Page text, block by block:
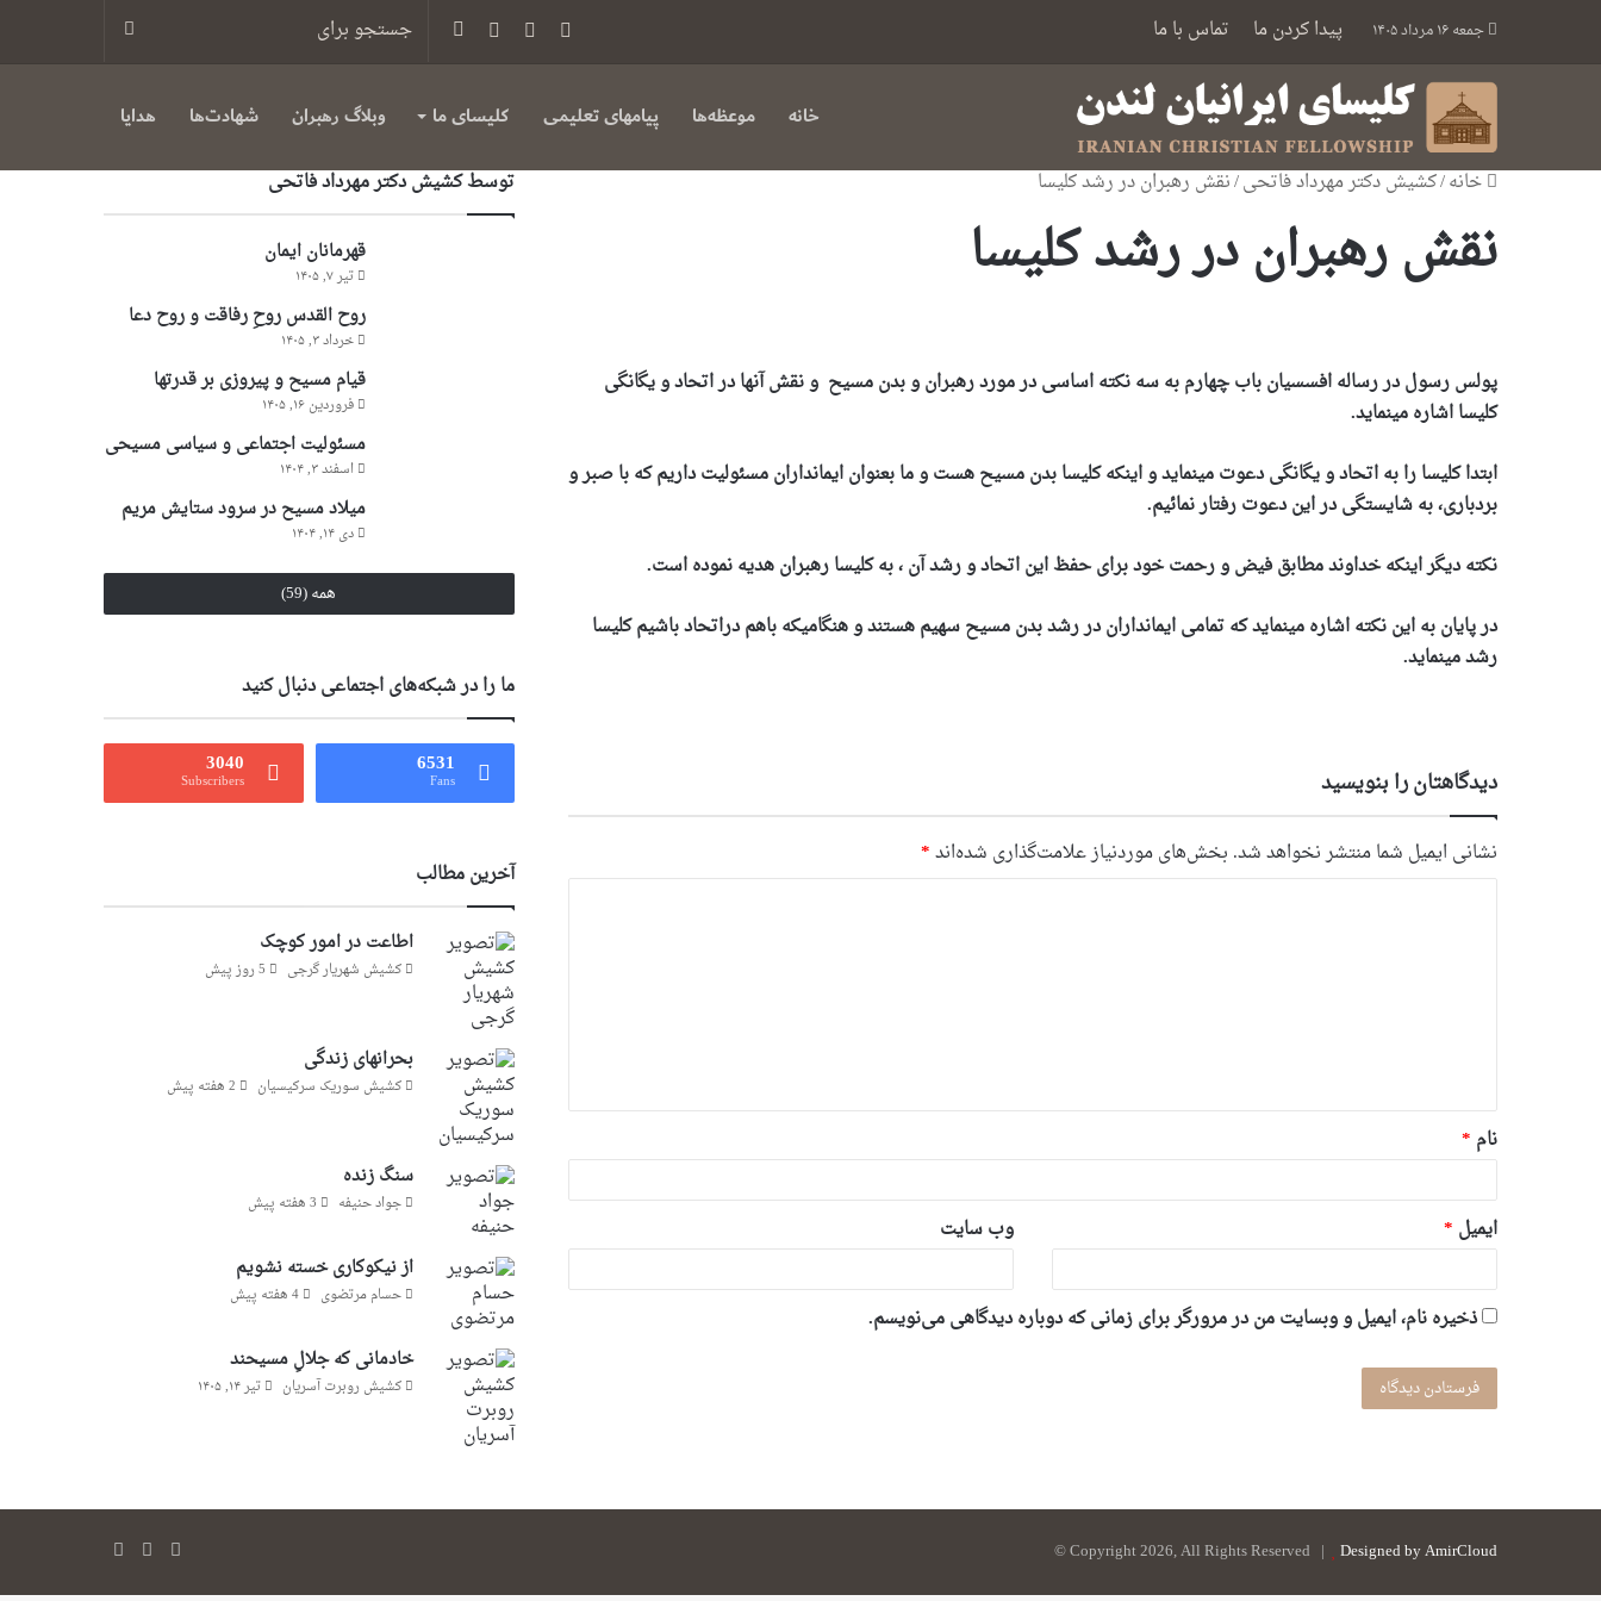
جمعه ۱۶ مرداد ۱۴۰۵ پیدا کردن ما تماس با ما سایدبار تلگرام یوتیوب فیس
خانه موعظه‌ها پیامهای تعلیمی کلیسای ما وبلاگ رهبران شهادت‌ها هدایا
خانه/کشیش دکتر مهرداد فاتحی/نقش رهبران در رشد کلیسا
نقش رهبران در رشد کلیسا
پولس رسول در رساله افسسیان باب چهارم به سه نکته اساسی در مورد رهبران و بدن مسیح و نقش آنها در اتحاد و یگانگی
کلیسا اشاره مینماید.
ابتدا کلیسا را به اتحاد و یگانگی دعوت مینماید و اینکه کلیسا بدن مسیح هست و ما بعنوان ایمانداران مسئولیت داریم که با صبر و
بردباری، به شایستگی در این دعوت رفتار نمائیم.
نکته دیگر اینکه خداوند مطابق فیض و رحمت خود برای حفظ این اتحاد و رشد آن ، به کلیسا رهبران هدیه نموده است.
در پایان به این نکته اشاره مینماید که تمامی ایمانداران در رشد بدن مسیح سهیم هستند و هنگامیکه باهم دراتحاد باشیم کلیسا
رشد مینماید.
دیدگاهتان را بنویسید
نشانی ایمیل شما منتشر نخواهد شد. بخش‌های موردنیاز علامت‌گذاری شده‌اند*
*
نام *
ایمیل * وب‌ سایت
ذخیره نام، ایمیل و وبسایت من در مرورگر برای زمانی که دوباره دیدگاهی می‌نویسم.
توسط کشیش دکتر مهرداد فاتحی
قهرمانان ایمان
تیر ۷, ۱۴۰۵
روح القدس روحِ رفاقت و روح دعا
خرداد ۳, ۱۴۰۵
قیام مسیح و پیروزی بر قدرتها
فروردین ۱۶, ۱۴۰۵
مسئولیت اجتماعی و سیاسی مسیحی
اسفند ۳, ۱۴۰۴
میلاد مسیح در سرود ستایش مریم
دی ۱۴, ۱۴۰۴
همه (59)
ما را در شبکه‌های اجتماعی دنبال کنید
6531
Fans
3040
Subscribers
آخرین مطالب
اطاعت در امور کوچک
کشیش شهریار گرجى 5 روز پیش
بحرانهای زندگی
کشیش سوریک سرکیسیان 2 هفته پیش
سنگ زنده
جواد حنیفه 3 هفته پیش
از نیکوکاری خسته نشویم
حسام مرتضوی 4 هفته پیش
خادمانی که جلالِ مسیحند
کشیش روبرت آسریان تیر ۱۴, ۱۴۰۵
© Copyright 2026, All Rights Reserved | Designed by AmirCloud
فیس یوتیوب